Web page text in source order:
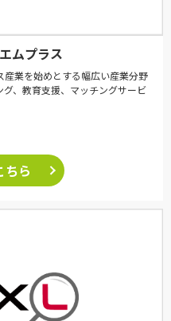
ムプラス
業を始めとする幅広い産業分野
、教育支援、マッチングサービ
ちら